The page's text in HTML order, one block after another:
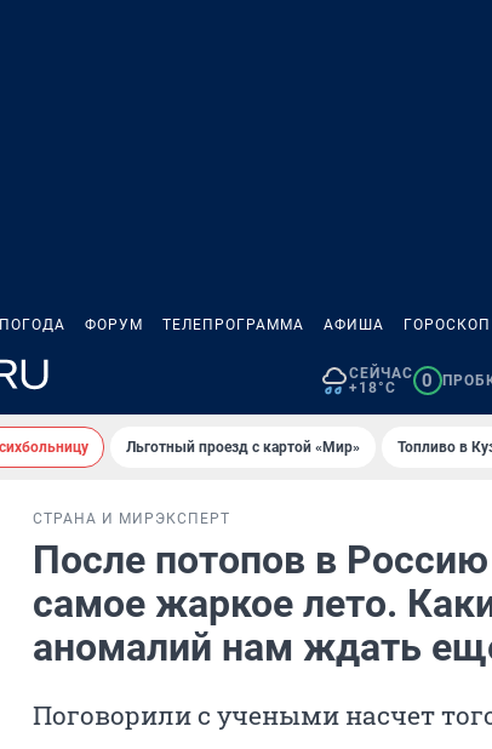
ПОГОДА ФОРУМ ТЕЛЕПРОГРАММА АФИША ГОРОСКОП
СЕЙЧАС
+18°C
0
Льготный проезд с картой «Мир» Топливо в
СТРАНА И МИР ЭКСПЕРТ
После потопов в
самое жаркое лето.
аномалий нам ждать
Поговорили с учеными насчет